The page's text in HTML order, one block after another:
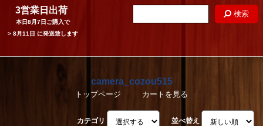
3営業日出荷
本日8月7日 ご購入で
> 8月11日 に発送致します
検索
camera_cozou515
トップページ カートを見る
カテゴリ 並べ替え